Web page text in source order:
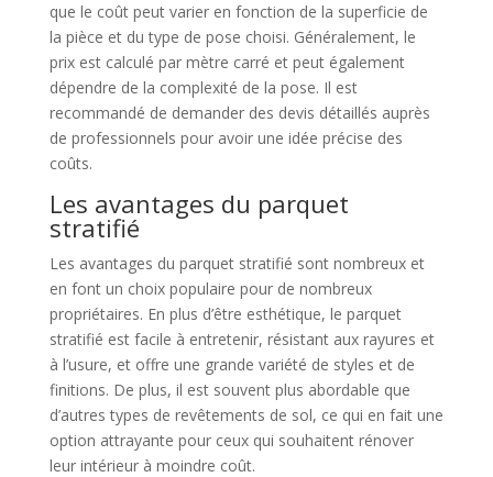
que le coût peut varier en fonction de la superficie de
la pièce et du type de pose choisi. Généralement, le
prix est calculé par mètre carré et peut également
dépendre de la complexité de la pose. Il est
recommandé de demander des devis détaillés auprès
de professionnels pour avoir une idée précise des
coûts.
Les avantages du parquet
stratifié
Les avantages du parquet stratifié sont nombreux et
en font un choix populaire pour de nombreux
propriétaires. En plus d’être esthétique, le parquet
stratifié est facile à entretenir, résistant aux rayures et
à l’usure, et offre une grande variété de styles et de
finitions. De plus, il est souvent plus abordable que
d’autres types de revêtements de sol, ce qui en fait une
option attrayante pour ceux qui souhaitent rénover
leur intérieur à moindre coût.